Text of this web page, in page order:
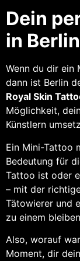
Dein
in Berlin
Wenn du dir ein
dann ist Berlin
Royal Skin
Möglichkeit,
Künstlern
Ein Mini-Tattoo
Bedeutung für
Tattoo ist oder
– mit der
Tätowierer und
zu einem
Also, worauf
Moment, dir